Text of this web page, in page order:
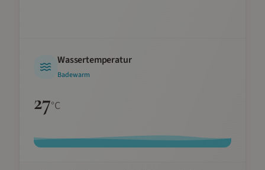
Wassertemperatur
Badewarm
27°C